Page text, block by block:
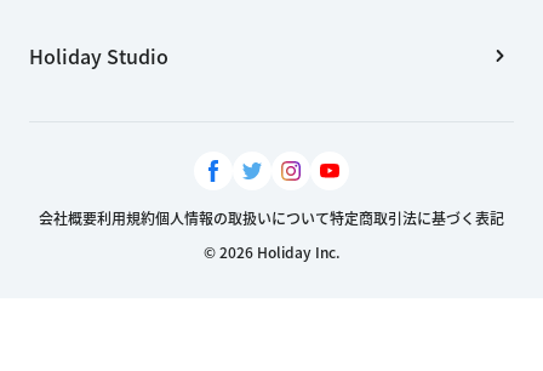
Holiday Studio
会社概要利用規約個人情報の取扱いについて特定商取引法に基づく表記
© 2026 Holiday Inc.